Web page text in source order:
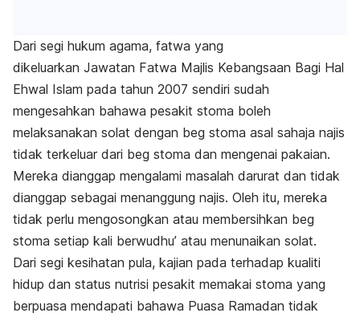
Dari segi hukum agama, fatwa yang
dikeluarkan Jawatan Fatwa Majlis Kebangsaan Bagi Hal
Ehwal Islam pada tahun 2007 sendiri sudah
mengesahkan bahawa pesakit stoma boleh
melaksanakan solat dengan beg stoma asal sahaja najis
tidak terkeluar dari beg stoma dan mengenai pakaian.
Mereka dianggap mengalami masalah darurat dan tidak
dianggap sebagai menanggung najis. Oleh itu, mereka
tidak perlu mengosongkan atau membersihkan beg
stoma setiap kali berwudhu’ atau menunaikan solat.
Dari segi kesihatan pula, kajian pada terhadap kualiti
hidup dan status nutrisi pesakit memakai stoma yang
berpuasa mendapati bahawa Puasa Ramadan tidak